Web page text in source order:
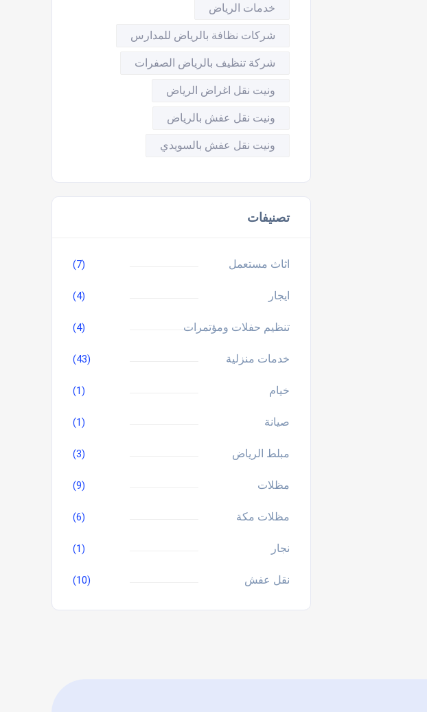
خدمات الرياض
شركات نظافة بالرياض للمدارس
شركة تنظيف بالرياض الصفرات
ونيت نقل اغراض الرياض
ونيت نقل عفش بالرياض
ونيت نقل عفش بالسويدي
تصنيفات
اثاث مستعمل (7)
ايجار (4)
تنظيم حفلات ومؤتمرات (4)
خدمات منزلية (43)
خيام (1)
صيانة (1)
مبلط الرياض (3)
مظلات (9)
مظلات مكة (6)
نجار (1)
نقل عفش (10)